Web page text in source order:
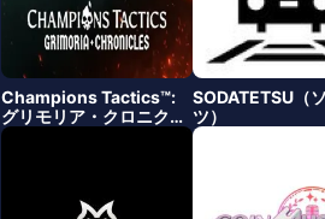
Champions Tactics™:
グリモリア・クロニクル
ズ
SODATETSU（
ツ）